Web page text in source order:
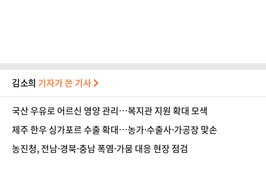
김소희 기자가 쓴 기사
국산 우유로 어르신 영양 관리…복지관 지원 확대 모색
제주 한우 싱가포르 수출 확대…농가·수출사·가공장 맞손
농진청, 전남·경북·충남 폭염·가뭄 대응 현장 점검